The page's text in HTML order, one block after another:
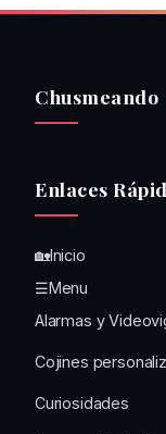
Chusmeando
Enlaces
🏡Inicio
☰Menu
Alarmas y
Cojines
Curiosidades